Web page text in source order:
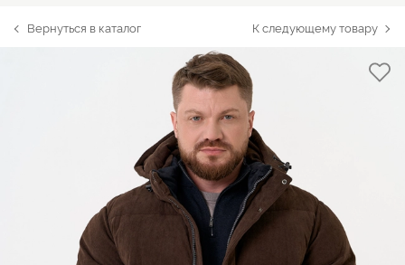
Вернуться в каталог К следующему товару